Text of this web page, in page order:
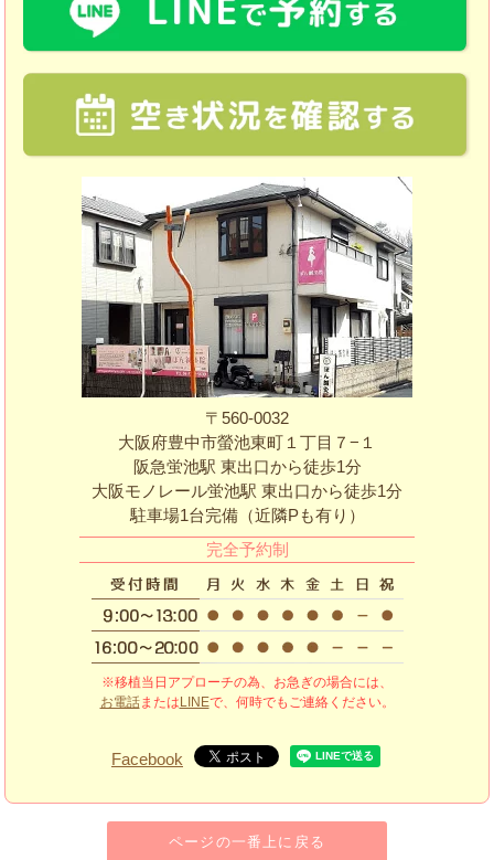
〒560-0032
大阪府豊中市螢池東町１丁目７−１
阪急蛍池駅 東出口から徒歩1分
大阪モノレール蛍池駅 東出口から徒歩1分
駐車場1台完備（近隣Pも有り）
完全予約制
※移植当日アプローチの為、お急ぎの場合には、
お電話またはLINEで、何時でもご連絡ください。
Facebook
ページの一番上に戻る